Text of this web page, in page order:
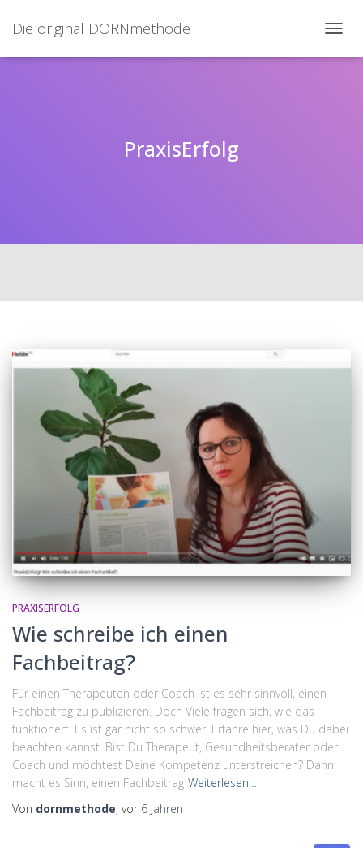
Die original DORNmethode
PraxisErfolg
PRAXISERFOLG
Wie schreibe ich einen
Fachbeitrag?
Für einen Therapeuten oder Coach ist es sehr sinnvoll, einen
Fachbeitrag zu publizieren. Doch Viele fragen sich, wie das
funktionert. Es ist gar nicht so schwer. Erfahre hier, was Du dabei
beachten kannst. Bist Du Therapeut, Gesundheitsberater oder
Coach und möchtest Deine Kompetenz unterstreichen? Dann
macht es Sinn, einen Fachbeitrag Weiterlesen…
Von dornmethode, vor 6 Jahren